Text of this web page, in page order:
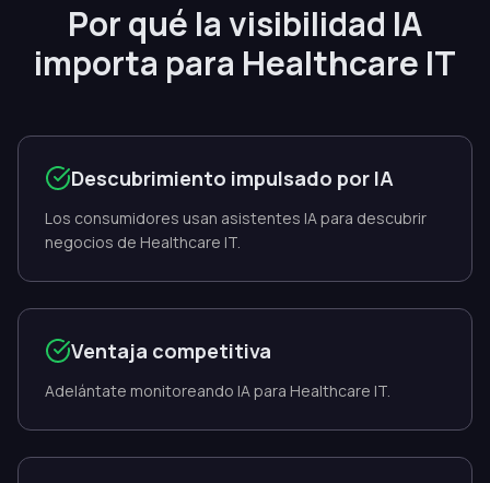
Por qué la visibilidad IA
importa para Healthcare IT
Descubrimiento impulsado por IA
Los consumidores usan asistentes IA para descubrir
negocios de Healthcare IT.
Ventaja competitiva
Adelántate monitoreando IA para Healthcare IT.